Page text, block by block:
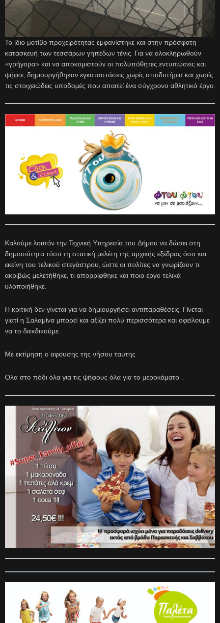
Το ίδιο μοτίβο προχειρότητας εμφανίστηκε και στην πρόσφατη
κατασκευή των τεσσάρων γηπέδων τένις. Για να ολοκληρωθούν
«γρήγορα» και να αποκομιστούν οι πολυπόθητες εντυπώσεις και
ψήφοι, δημιουργήθηκαν εγκαταστάσεις χωρίς αποδυτήρια και χωρίς
τις στοιχειώδεις υποδομές που απαιτεί ένα σύγχρονο αθλητικό έργο.
Καλούμε λοιπόν την Τεχνική Υπηρεσία του Δήμου να δώσει στη
δημοσιότητα τόσο τη στατική μελέτη της αρχικής εξέδρας όσο και
εκείνη του τελικού στεγάστρου, ώστε οι πολίτες να γνωρίζουν τι
ακριβώς μελετήθηκε, τι απορρίφθηκε και ποιο έργο τελικά
υλοποιήθηκε.
Η κριτική δεν γίνεται για να δημιουργήσει αντιπαραθέσεις. Γίνεται
γιατί η Σαλαμίνα μπορεί και αξίζει πολύ περισσότερα και οφείλουμε
να το διεκδικούμε.
Με εκτίμηση ο αφουσης της νήσου ταυτης
Ολα στο πόδι όλα για τις ψήφους όλα για το μεροκάματο …